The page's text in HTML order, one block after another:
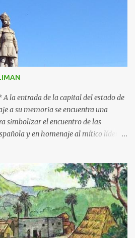
A la entrada de la capital del estado de
a su memoria se encuentra una
simbolizar el encuentro de las
y en homenaje al mítico líder
a un ideal guerrero en pie,
más de 7 metros de alto. La estatua
sobre un pedestal con el
y la inscripción: Rey de
el escultor plasmó en
una greca, escenas de la posible vida